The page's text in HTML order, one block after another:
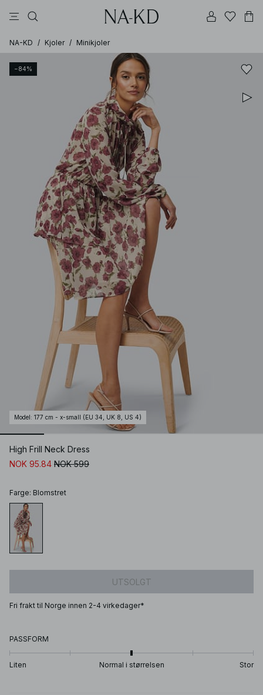
NA-KD / Kjoler / Minikjoler
−84%
Model : 177 cm - x-small (EU 34, UK 8, US 4)
High Frill Neck Dress
NOK 95.84 NOK 599
Farge: Blomstret
UTSOLGT
Fri frakt til Norge innen 2-4 virkedager*
PASSFORM
Liten Normal i størrelsen Stor